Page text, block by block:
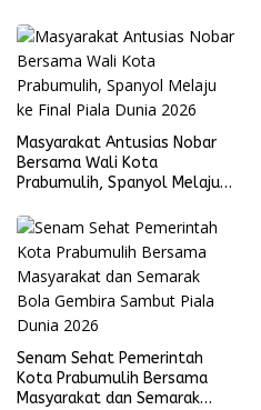
Masyarakat Antusias Nobar
Bersama Wali Kota
Prabumulih, Spanyol Melaju
Senam Sehat Pemerintah
Kota Prabumulih Bersama
Masyarakat dan Semarak